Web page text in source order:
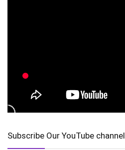
Subscribe Our YouTube channel